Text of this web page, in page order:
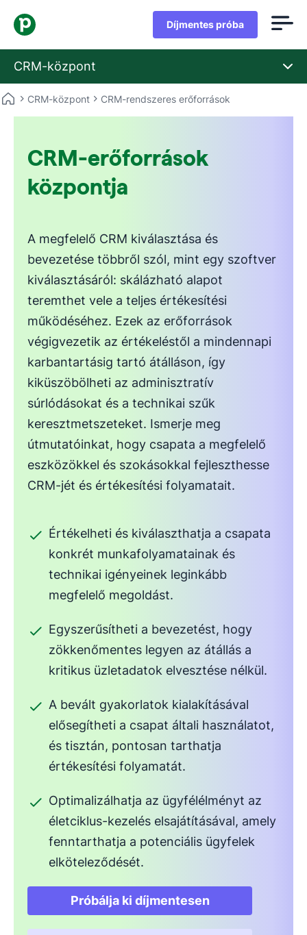
Díjmentes próba
CRM-központ
CRM-központ CRM-rendszeres erőforrások
CRM-erőforrások
központja
A megfelelő CRM kiválasztása és
bevezetése többről szól, mint egy szoftver
kiválasztásáról: skálázható alapot
teremthet vele a teljes értékesítési
működéséhez. Ezek az erőforrások
végigvezetik az értékeléstől a mindennapi
karbantartásig tartó átálláson, így
kiküszöbölheti az adminisztratív
súrlódásokat és a technikai szűk
keresztmetszeteket. Ismerje meg
útmutatóinkat, hogy csapata a megfelelő
eszközökkel és szokásokkal fejleszthesse
CRM-jét és értékesítési folyamatait.
Értékelheti és kiválaszthatja a csapata
konkrét munkafolyamatainak és
technikai igényeinek leginkább
megfelelő megoldást.
Egyszerűsítheti a bevezetést, hogy
zökkenőmentes legyen az átállás a
kritikus üzletadatok elvesztése nélkül.
A bevált gyakorlatok kialakításával
elősegítheti a csapat általi használatot,
és tisztán, pontosan tarthatja
értékesítési folyamatát.
Optimalizálhatja az ügyfélélményt az
életciklus-kezelés elsajátításával, amely
fenntarthatja a potenciális ügyfelek
elköteleződését.
Próbálja ki díjmentesen
Új ablakban nyílik meg